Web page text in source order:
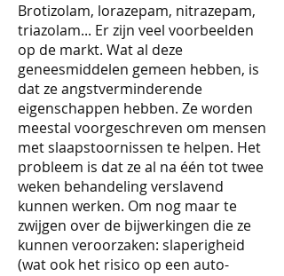
Brotizolam, lorazepam, nitrazepam,
triazolam... Er zijn veel voorbeelden
op de markt. Wat al deze
geneesmiddelen gemeen hebben, is
dat ze angstverminderende
eigenschappen hebben. Ze worden
meestal voorgeschreven om mensen
met slaapstoornissen te helpen. Het
probleem is dat ze al na één tot twee
weken behandeling verslavend
kunnen werken. Om nog maar te
zwijgen over de bijwerkingen die ze
kunnen veroorzaken: slaperigheid
(wat ook het risico op een auto-